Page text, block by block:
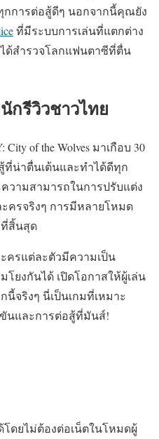
กการต่อสู้ดีๆ นอกจากนี้คุณยัง
ที่มีระบบการเล่นที่แตกต่าง
ด้สำรวจโลกแฟนตาซีที่ตื่น
กรีวิวชาวไทย
of the Wolves มาเกือบ 30
ที่น่าตื่นเต้นและทำได้ดีทุก
วามสามารถในการปรับแต่ง
ครจริงๆ การมีหลายโหมด
สิ้นสุด
ครแต่ละตัวมีความเป็น
โยงกันได้ เปิดโอกาสให้ผู้เล่น
นี้จริงๆ นี่เป็นเกมที่เหมาะ
นและการต่อสู้ที่มันส์!
ดยไม่ต้องต่อเน็ตในโหมดผู้